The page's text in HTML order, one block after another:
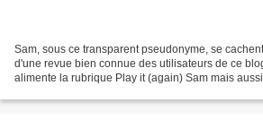
Sam, sous ce transparent pseudonyme, se
d'une revue bien connue des utilisateurs de ce
alimente la rubrique Play it (again) Sam mais